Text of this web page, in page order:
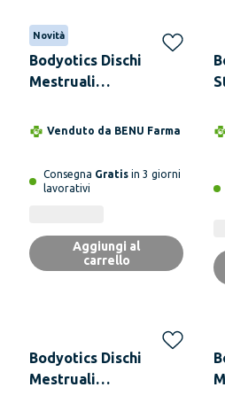
Novità
Bodyotics Dischi
Mestruali
Con Cordino Estraibile
Arcobaleno
Venduto da BENU Farma
Consegna Gratis in 3 giorni
lavorativi
Aggiungi al
carrello
Bodyotics Dischi
Mestruali